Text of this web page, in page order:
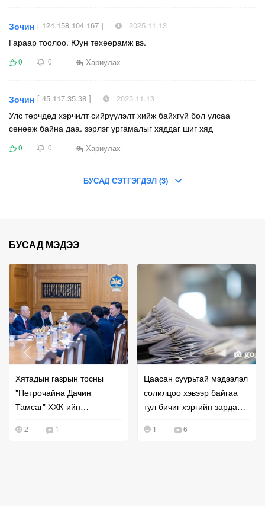
Зочин [ 124.158.104.167 ] 2025.11.13
Гараар тоолоо. Юун төхөөрамж вэ.
0 0 Хариулах
Зочин [ 45.117.35.38 ] 2025.11.13
Улс төрчдөд хэрчилт сийрүүлэлт хийж байхгүй бол улсаа
сөнөөж байна даа. зэрлэг ургамалыг хяддаг шиг хяд
0 0 Хариулах
БУСАД СЭТГЭГДЭЛ (3)
БУСАД МЭДЭЭ
Хятадын газрын тосны
"Петрочайна Дачин
Тамсаг" ХХК-ийн
2 1
Цаасан суурьтай мэдээлэл
солилцоо хэвээр байгаа
тул бичиг хэргийн зардал
1 6